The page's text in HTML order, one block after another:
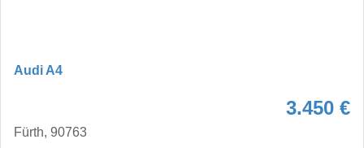
Audi A4
3.450 €
Fürth, 90763